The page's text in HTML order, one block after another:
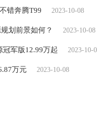
错奔腾T99 2023-10-08
划前景如何？ 2023-10-08
军版12.99万起 2023-10-
万元 2023-10-08